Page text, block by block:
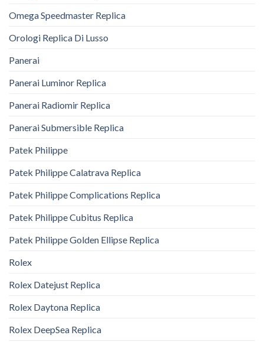
Omega Speedmaster Replica
Orologi Replica Di Lusso
Panerai
Panerai Luminor Replica
Panerai Radiomir Replica
Panerai Submersible Replica
Patek Philippe
Patek Philippe Calatrava Replica
Patek Philippe Complications Replica
Patek Philippe Cubitus Replica
Patek Philippe Golden Ellipse Replica
Rolex
Rolex Datejust Replica
Rolex Daytona Replica
Rolex DeepSea Replica